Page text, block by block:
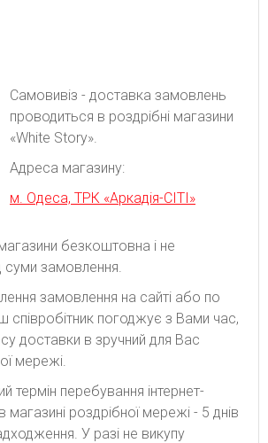
Самовивіз - доставка замовлень
проводиться в роздрібні магазини
«White Story».
Адреса магазину:
м. Одеса, ТРК «Аркадія-СІТІ»
безкоштовна і не
суми замовлення.
замовлення на сайті або по
співробітник погоджує з Вами час,
доставки в зручний для Вас
мережі.
термін перебування інтернет-
роздрібної мережі - 5 днів
У разі не викупу